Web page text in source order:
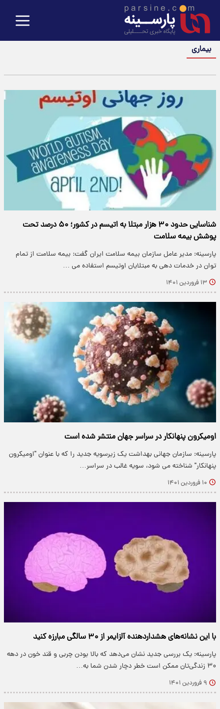
بیماری
شناسایی حدود ۳۰ هزار مبتلا به اتیسم در کشور؛ ۵۰ درصد تحت
پوشش بیمه سلامت
پارسینه: مدیر عامل سازمان بیمه سلامت ایران گفت: بیمه سلامت از تمام
توان در خدمات دهی به مبتلایان اوتیسم استفاده می …
۱۳ فروردین ۱۴۰۱
اومیکرون پنهانکار در سراسر جهان منتشر شده است
پارسینه: سازمان جهانی بهداشت یک زیرسویه جدید را که با عنوان "اومیکرون
پنهانکار" شناخته می شود، سویه غالب در سراسر…
۱۰ فروردین ۱۴۰۱
با این نشانه‌های هشداردهنده آلزایمر از ۳۰ سالگی مبارزه کنید
پارسینه: یک بررسی جدید نشان می‌دهد که بالا بودن چربی و قند خون در دهه
۳۰ زندگی‌تان ممکن است خطر دچار شدن شما به…
۹ فروردین ۱۴۰۱